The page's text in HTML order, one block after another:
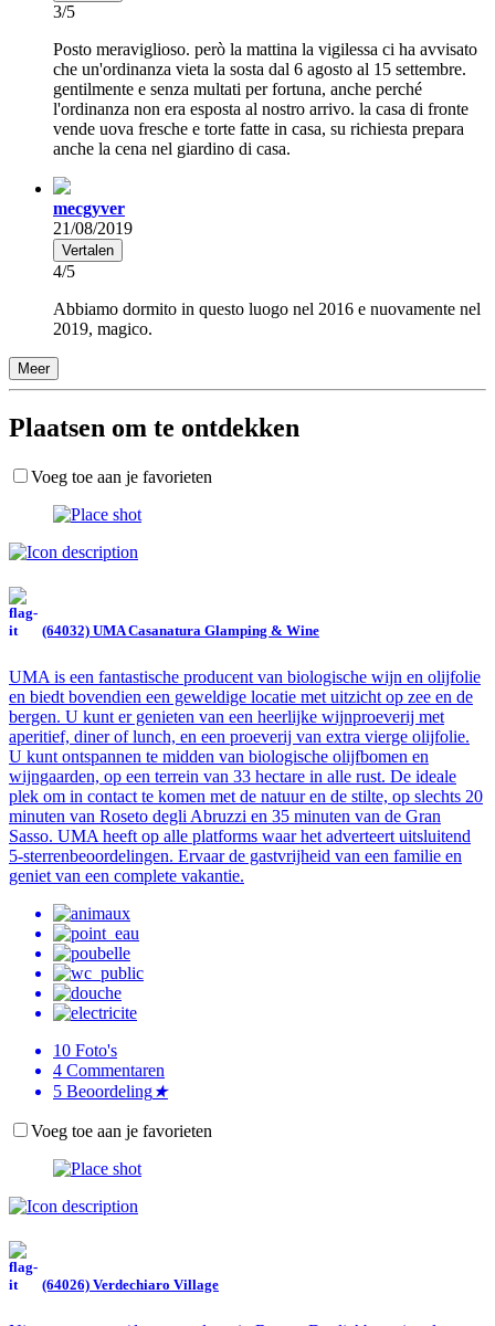
3/5
Posto meraviglioso. però la mattina la vigilessa ci ha avvisato
che un'ordinanza vieta la sosta dal 6 agosto al 15 settembre.
gentilmente e senza multati per fortuna, anche perché
l'ordinanza non era esposta al nostro arrivo. la casa di fronte
vende uova fresche e torte fatte in casa, su richiesta prepara
anche la cena nel giardino di casa.
mecgyver
21/08/2019
Vertalen
4/5
Abbiamo dormito in questo luogo nel 2016 e nuovamente nel
2019, magico.
Meer
Plaatsen om te ontdekken
Voeg toe aan je favorieten
(64032) UMA Casanatura Glamping & Wine
UMA is een fantastische producent van biologische wijn en olijfolie
en biedt bovendien een geweldige locatie met uitzicht op zee en de
bergen. U kunt er genieten van een heerlijke wijnproeverij met
aperitief, diner of lunch, en een proeverij van extra vierge olijfolie.
U kunt ontspannen te midden van biologische olijfbomen en
wijngaarden, op een terrein van 33 hectare in alle rust. De ideale
plek om in contact te komen met de natuur en de stilte, op slechts 20
minuten van Roseto degli Abruzzi en 35 minuten van de Gran
Sasso. UMA heeft op alle platforms waar het adverteert uitsluitend
5-sterrenbeoordelingen. Ervaar de gastvrijheid van een familie en
geniet van een complete vakantie.
10 Foto's
4 Commentaren
5 Beoordeling★
Voeg toe aan je favorieten
(64026) Verdechiaro Village